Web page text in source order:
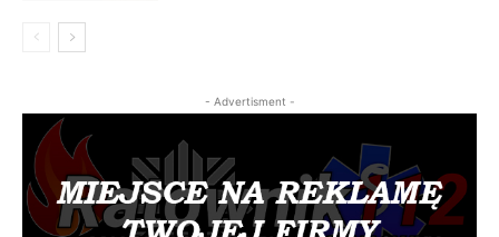
- Advertisment -